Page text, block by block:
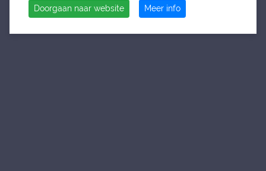
Doorgaan naar website Meer info